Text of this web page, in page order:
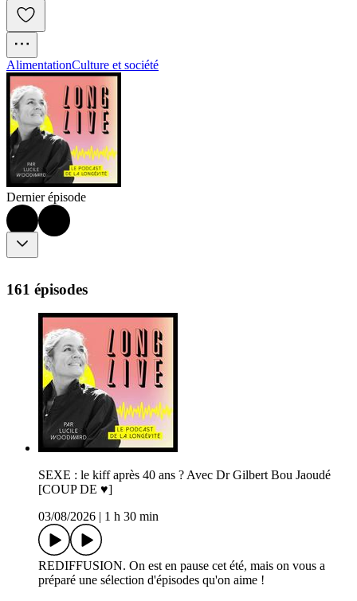
AlimentationCulture et société
Dernier épisode
161 épisodes
SEXE : le kiff après 40 ans ? Avec Dr Gilbert Bou Jaoudé
[COUP DE ♥️]
03/08/2026
1 h 30 min
REDIFFUSION. On est en pause cet été, mais on vous a
préparé une sélection d'épisodes qu'on aime !